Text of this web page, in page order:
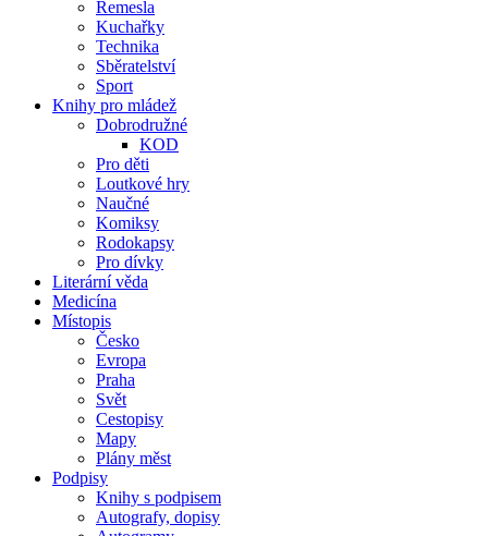
Řemesla
Kuchařky
Technika
Sběratelství
Sport
Knihy pro mládež
Dobrodružné
KOD
Pro děti
Loutkové hry
Naučné
Komiksy
Rodokapsy
Pro dívky
Literární věda
Medicína
Místopis
Česko
Evropa
Praha
Svět
Cestopisy
Mapy
Plány měst
Podpisy
Knihy s podpisem
Autografy, dopisy